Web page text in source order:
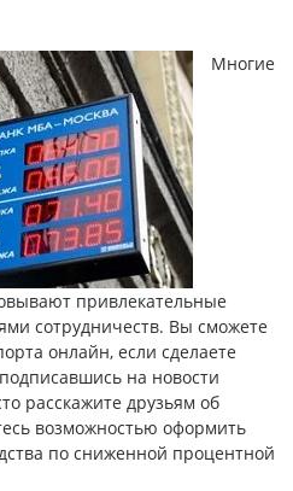
Многие
привлекательные
сотрудничеств. Вы сможете
онлайн, если сделаете
на новости
расскажите друзьям об
возможностью оформить
по сниженной процентной